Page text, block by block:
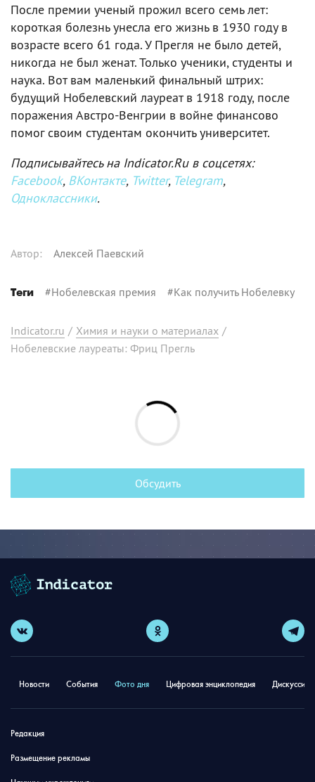
После премии ученый прожил всего семь лет:
короткая болезнь унесла его жизнь в 1930 году в
возрасте всего 61 года. У Прегля не было детей,
никогда не был женат. Только ученики, студенты и
наука. Вот вам маленький финальный штрих:
будущий Нобелевский лауреат в 1918 году, после
поражения Австро-Венгрии в войне финансово
помог своим студентам окончить университет.
Подписывайтесь на Indicator.Ru в соцсетях:
Facebook, ВКонтакте, Twitter, Telegram,
Одноклассники.
Автор: Алексей Паевский
Теги #Нобелевская премия #Как получить Нобелевку
Indicator.ru / Химия и науки о материалах /
Нобелевские лауреаты: Фриц Прегль
Обсудить
Новости События Фото дня Цифровая энциклопедия
Редакция
Размещение рекламы